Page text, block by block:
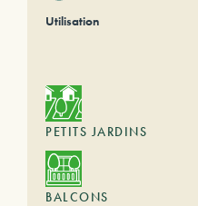
Utilisation
PETITS JARDINS
BALCONS